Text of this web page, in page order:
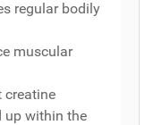
regular bodily
muscular
creatine
up within the